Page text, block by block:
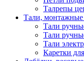
Талрепы
Тали, монтажные
Тали
Тали
Тали
Каретки